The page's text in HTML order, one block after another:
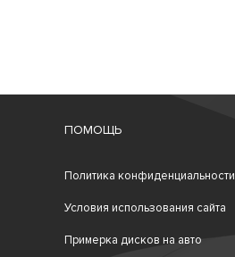
ПОМОЩЬ
Политика конфиденциальности
Условия использования сайта
Примерка дисков на авто